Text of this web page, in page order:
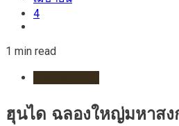
4
1 min read
ฮุนได ฉลองใหญ่มหาส